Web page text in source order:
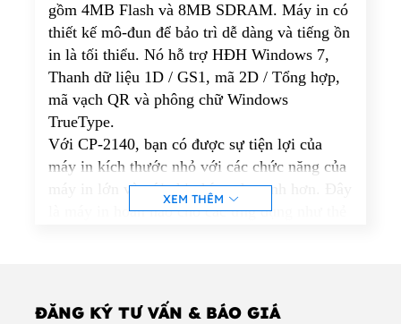
gồm 4MB Flash và 8MB SDRAM. Máy in có
thiết kế mô-đun để bảo trì dễ dàng và tiếng ồn
in là tối thiểu. Nó hỗ trợ HĐH Windows 7,
Thanh dữ liệu 1D / GS1, mã 2D / Tổng hợp,
mã vạch QR và phông chữ Windows
TrueType.
Với CP-2140, bạn có được sự tiện lợi của
máy in kích thước nhỏ với các chức năng của
máy in lớn và với chi phí cạnh tranh hơn. Đây
là máy in hoàn hảo cho các ứng dụng như thẻ
mới tiếp tục vị trí hàng đầu của Argox về đổi
XEM THÊM
ĐĂNG KÝ TƯ VẤN & BÁO GIÁ